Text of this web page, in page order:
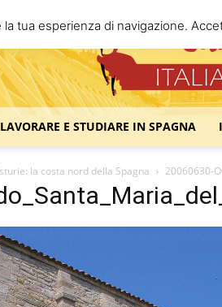
LAVORARE E STUDIARE IN SPAGNA
la costa nord della Spagna 20060630-
tua esperienza di navigazione.